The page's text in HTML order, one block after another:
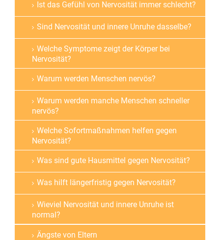
Ist das Gefühl von Nervosität immer schlecht?
Sind Nervosität und innere Unruhe dasselbe?
Welche Symptome zeigt der Körper bei
Nervosität?
Warum werden Menschen nervös?
Warum werden manche Menschen schneller
nervös?
Welche Sofortmaßnahmen helfen gegen
Nervosität?
Was sind gute Hausmittel gegen Nervosität?
Was hilft längerfristig gegen Nervosität?
Wieviel Nervosität und innere Unruhe ist
normal?
Ängste von Eltern